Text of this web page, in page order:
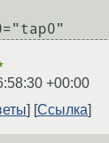
+00:00
Ссылка